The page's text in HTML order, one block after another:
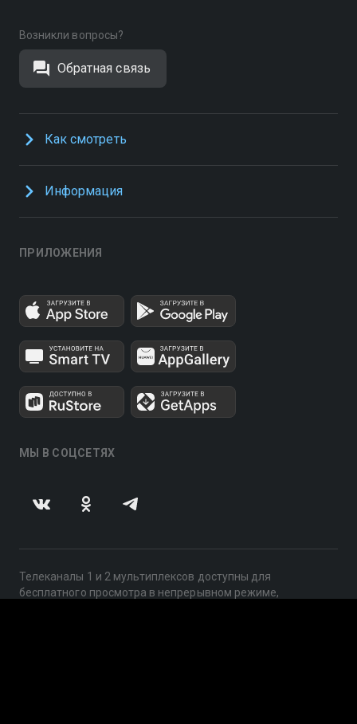
Возникли вопросы?
Обратная связь
Как смотреть
Информация
ПРИЛОЖЕНИЯ
МЫ В СОЦСЕТЯХ
Телеканалы 1 и 2 мультиплексов доступны для
бесплатного просмотра в непрерывном режиме,